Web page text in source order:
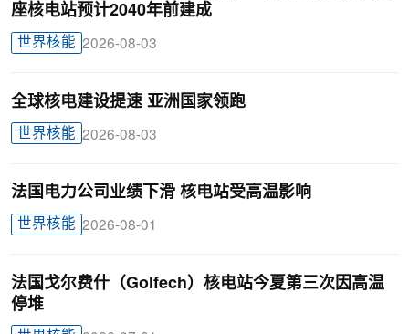
座核电站预计2040年前建成
世界核能 2026-08-03
全球核电建设提速 亚洲国家领跑
世界核能 2026-08-03
法国电力公司业绩下滑 核电站受高温影响
世界核能 2026-08-01
法国戈尔费什（Golfech）核电站今夏第三次因高温
停堆